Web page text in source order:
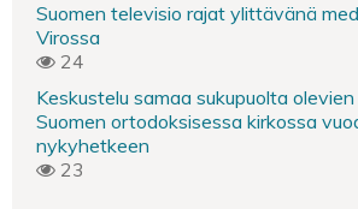
Suomen televisio rajat ylittävänä
Virossa
24
Keskustelu samaa sukupuolta
Suomen ortodoksisessa kirkossa
nykyhetkeen
23